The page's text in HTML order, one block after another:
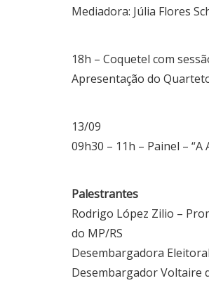
Mediadora: Júlia Flores
18h – Coquetel com
Apresentação do
13/09
09h30 – 11h – Painel –
Palestrantes
Rodrigo López Zilio –
do MP/RS
Desembargadora
Desembargador Voltaire